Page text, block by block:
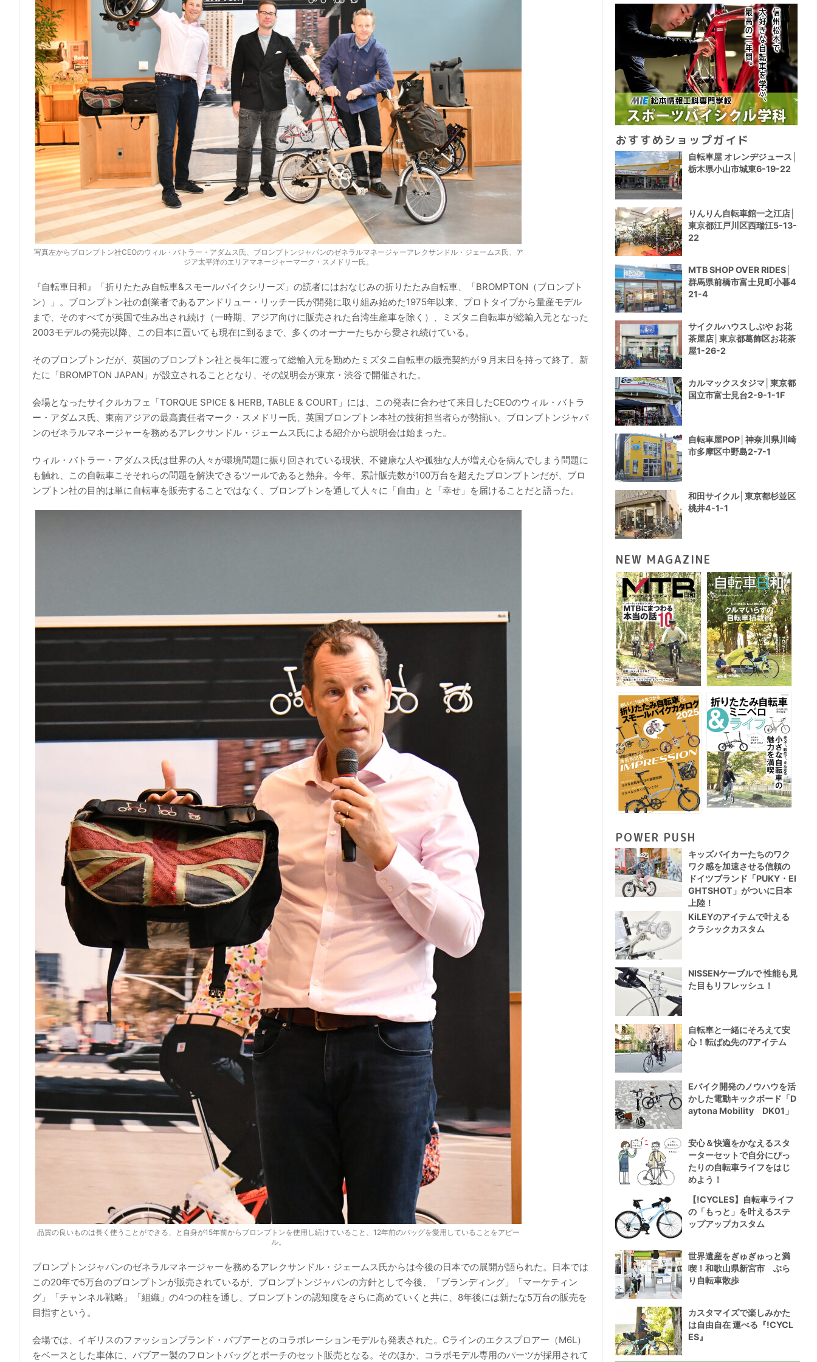
写真左からブロンプトン社CEOのウィル・バトラー・アダムス氏、ブロンプトンジャパンのゼネラルマネージャーアレクサンドル・ジェームス氏、ア
ジア太平洋のエリアマネージャーマーク・スメドリー氏。
『自転車日和』「折りたたみ自転車&スモールバイクシリーズ」の読者にはおなじみの折りたたみ自転車、「BROMPTON（ブロンプト
ン）」。ブロンプトン社の創業者であるアンドリュー・リッチー氏が開発に取り組み始めた1975年以来、プロトタイプから量産モデル
まで、そのすべてが英国で生み出され続け（一時期、アジア向けに販売された台湾生産車を除く）、ミズタニ自転車が総輸入元となった
2003モデルの発売以降、この日本に置いても現在に到るまで、多くのオーナーたちから愛され続けている。
そのブロンプトンだが、英国のブロンプトン社と長年に渡って総輸入元を勤めたミズタニ自転車の販売契約が９月末日を持って終了。新
たに「BROMPTON JAPAN」が設立されることとなり、その説明会が東京・渋谷で開催された。
会場となったサイクルカフェ「TORQUE SPICE & HERB, TABLE & COURT」には、この発表に合わせて来日したCEOのウィル・バトラ
ー・アダムス氏、東南アジアの最高責任者マーク・スメドリー氏、英国ブロンプトン本社の技術担当者らが勢揃い。ブロンプトンジャパ
ンのゼネラルマネージャーを務めるアレクサンドル・ジェームス氏による紹介から説明会は始まった。
ウィル・バトラー・アダムス氏は世界の人々が環境問題に振り回されている現状、不健康な人や孤独な人が増え心を病んでしまう問題に
も触れ、この自転車こそそれらの問題を解決できるツールであると熱弁。今年、累計販売数が100万台を超えたブロンプトンだが、ブロ
ンプトン社の目的は単に自転車を販売することではなく、ブロンプトンを通して人々に「自由」と「幸せ」を届けることだと語った。
品質の良いものは長く使うことができる、と自身が15年前からブロンプトンを使用し続けていること、12年前のバッグを愛用していることをアピー
ル。
ブロンプトンジャパンのゼネラルマネージャーを務めるアレクサンドル・ジェームス氏からは今後の日本での展開が語られた。日本では
この20年で5万台のブロンプトンが販売されているが、ブロンプトンジャパンの方針として今後、「ブランディング」「マーケティン
グ」「チャンネル戦略」「組織」の4つの柱を通し、ブロンプトンの認知度をさらに高めていくと共に、8年後には新たな5万台の販売を
目指すという。
会場では、イギリスのファッションブランド・バブアーとのコラボレーションモデルも発表された。Cラインのエクスプロアー（M6L）
をベースとした車体に、バブアー製のフロントバッグとポーチのセット販売となる。そのほか、コラボモデル専用のパーツが採用されて
おすすめショップガイド
自転車屋 オレンヂジュース│
栃木県小山市城東6-19-22
りんりん自転車館一之江店│
東京都江戸川区西瑞江5-13-
22
MTB SHOP OVER RIDES│
群馬県前橋市富士見町小暮4
21-4
サイクルハウスしぶや お花
茶屋店│東京都葛飾区お花茶
屋1-26-2
カルマックスタジマ│東京都
国立市富士見台2-9-1-1F
自転車屋POP│神奈川県川崎
市多摩区中野島2-7-1
和田サイクル│東京都杉並区
桃井4-1-1
NEW MAGAZINE
POWER PUSH
キッズバイカーたちのワク
ワク感を加速させる信頼の
ドイツブランド「PUKY・EI
GHTSHOT」がついに日本
上陸！
KiLEYのアイテムで叶える
クラシックカスタム
NISSENケーブルで 性能も見
た目もリフレッシュ！
自転車と一緒にそろえて安
心！転ばぬ先の7アイテム
Eバイク開発のノウハウを活
かした電動キックボード「D
aytona Mobility DK01」
安心＆快適をかなえるスタ
ーターセットで自分にぴっ
たりの自転車ライフをはじ
めよう！
【!CYCLES】自転車ライフ
の「もっと」を叶えるステ
ップアップカスタム
世界遺産をぎゅぎゅっと満
喫！和歌山県新宮市 ぶら
り自転車散歩
カスタマイズで楽しみかた
は自由自在 運べる『!CYCL
ES』